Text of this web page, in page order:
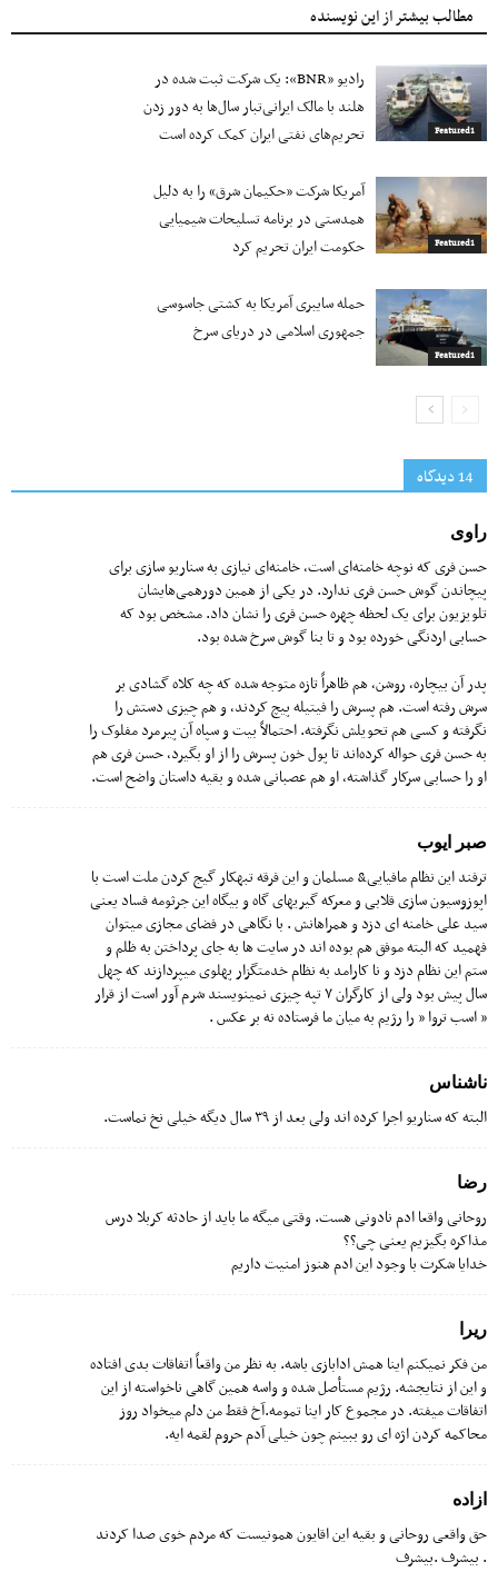
مطالب بیشتر از این نویسنده
Featured1
رادیو «BNR»: یک شرکت ثبت شده در
هلند با مالک ایرانی‌تبار سال‌ها به دور زدن
تحریم‌های نفتی ایران کمک کرده است
Featured1
آمریکا شرکت «حکیمان شرق» را به دلیل
همدستی در برنامه تسلیحات شیمیایی
حکومت ایران تحریم کرد
Featured1
حمله سایبری آمریکا به کشتی جاسوسی
جمهوری اسلامی در دریای سرخ
14 دیدگاه‌
راوی
حسن فری که نوچه خامنه‌ای است، خامنه‌ای نیازی به سناریو سازی برای
پیچاندن گوش حسن فری ندارد. در یکی از همین دورهمی‌هایشان
تلویزیون برای یک لحظه چهره حسن فری را نشان داد. مشخص بود که
حسابی اردنگی خورده بود و تا بنا گوش سرخ شده بود.
پدر آن بیچاره، روشن، هم ظاهراً تازه متوجه شده که چه کلاه گشادی بر
سرش رفته است. هم پسرش را فیتیله پیچ کردند، و هم چیزی دستش را
نگرفته و کسی هم تحویلش نگرفته. احتمالاً بیت و سپاه آن پیرمرد مفلوک را
به حسن فری حواله کرده‌اند تا پول خون پسرش را از او بگیرد، حسن فری هم
او را حسابی سرکار گذاشته، او هم عصبانی شده و بقیه داستان واضح است.
صبر ایوب
ترفند این نظام مافیایی& مسلمان و این فرقه تبهکار گیج کردن ملت است با
اپوزوسیون سازی قلابی و معرکه گیریهای گاه و بیگاه این جرثومه فساد یعنی
سید علی خامنه ای دزد و همراهانش . با نگاهی در فضای مجازی میتوان
فهمید که البته موفق هم بوده اند در سایت ها به جای پرداختن به ظلم و
ستم این نظام دزد و نا کارامد به نظام خدمتگزار پهلوی میپردازند که چهل
سال پیش بود ولی از کارگران ۷ تپه چیزی نمینویسند شرم آور است از قرار
” اسب تروا ” را رژیم به میان ما فرستاده نه بر عکس .
ناشناس
البته که سناریو اجرا کرده اند ولی بعد از ۳۹ سال دیگه خیلی نخ نماست.
رضا
روحانی واقعا ادم نادونی هست. وقتی میگه ما باید از حادثه کربلا درس
مذاکره بگیزیم یعنی چی؟؟
خدایا شکرت با وجود این ادم هنوز امنیت داریم
ریرا
من فکر نمیکنم اینا همش ادابازی باشه. به نظر من واقعاً اتفاقات بدی افتاده
و این از نتایجشه. رژیم مستأصل شده و واسه همین گاهی ناخواسته از این
اتفاقات میفته. در مجموع کار اینا تمومه.آخ فقط من دلم میخواد روز
محاکمه کردن اژه ای رو ببینم چون خیلی آدم حروم لقمه ایه.
ازاده
حق واقعی روحانی و بقیه این اقایون همونیست که مردم خوی صدا کردند
. بیشرف .بیشرف